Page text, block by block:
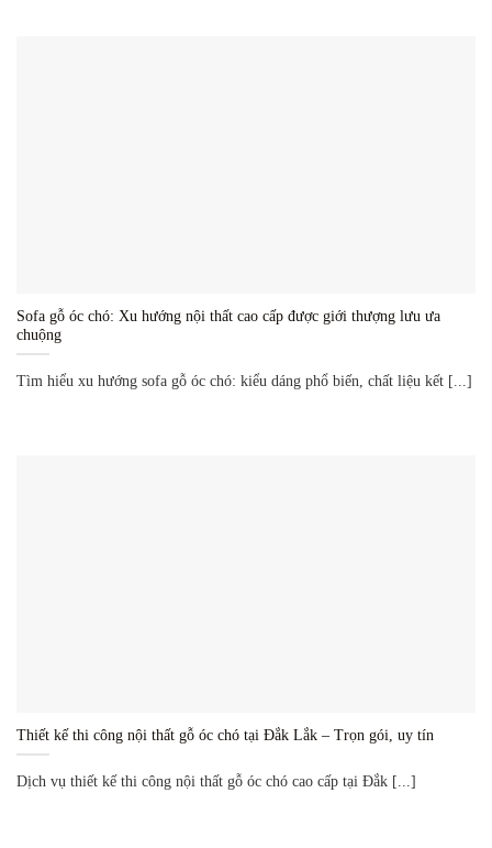
Sofa gỗ óc chó: Xu hướng nội thất cao cấp được giới thượng lưu ưa
chuộng
Tìm hiểu xu hướng sofa gỗ óc chó: kiểu dáng phổ biến, chất liệu kết [...]
Thiết kế thi công nội thất gỗ óc chó tại Đắk Lắk – Trọn gói, uy tín
Dịch vụ thiết kế thi công nội thất gỗ óc chó cao cấp tại Đắk [...]